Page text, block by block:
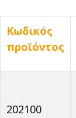
Κωδικός
προϊόντος
202100